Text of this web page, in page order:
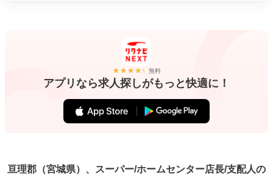
無料
アプリなら求人探しがもっと快適に！
亘理郡（宮城県）、スーパー/ホームセンター店長/支配人の